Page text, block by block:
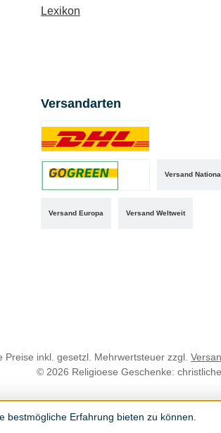
Lexikon
Versandarten
Versand
Versand Europa Versand Weltweit
Benutzerdefiniertes Bild 1
Preise inkl. gesetzl. Mehrwertsteuer zzgl.
© 2026 Religioese Geschenke:
bestmögliche Erfahrung bieten zu können.